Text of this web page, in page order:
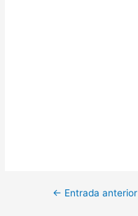
← Entrada anterior